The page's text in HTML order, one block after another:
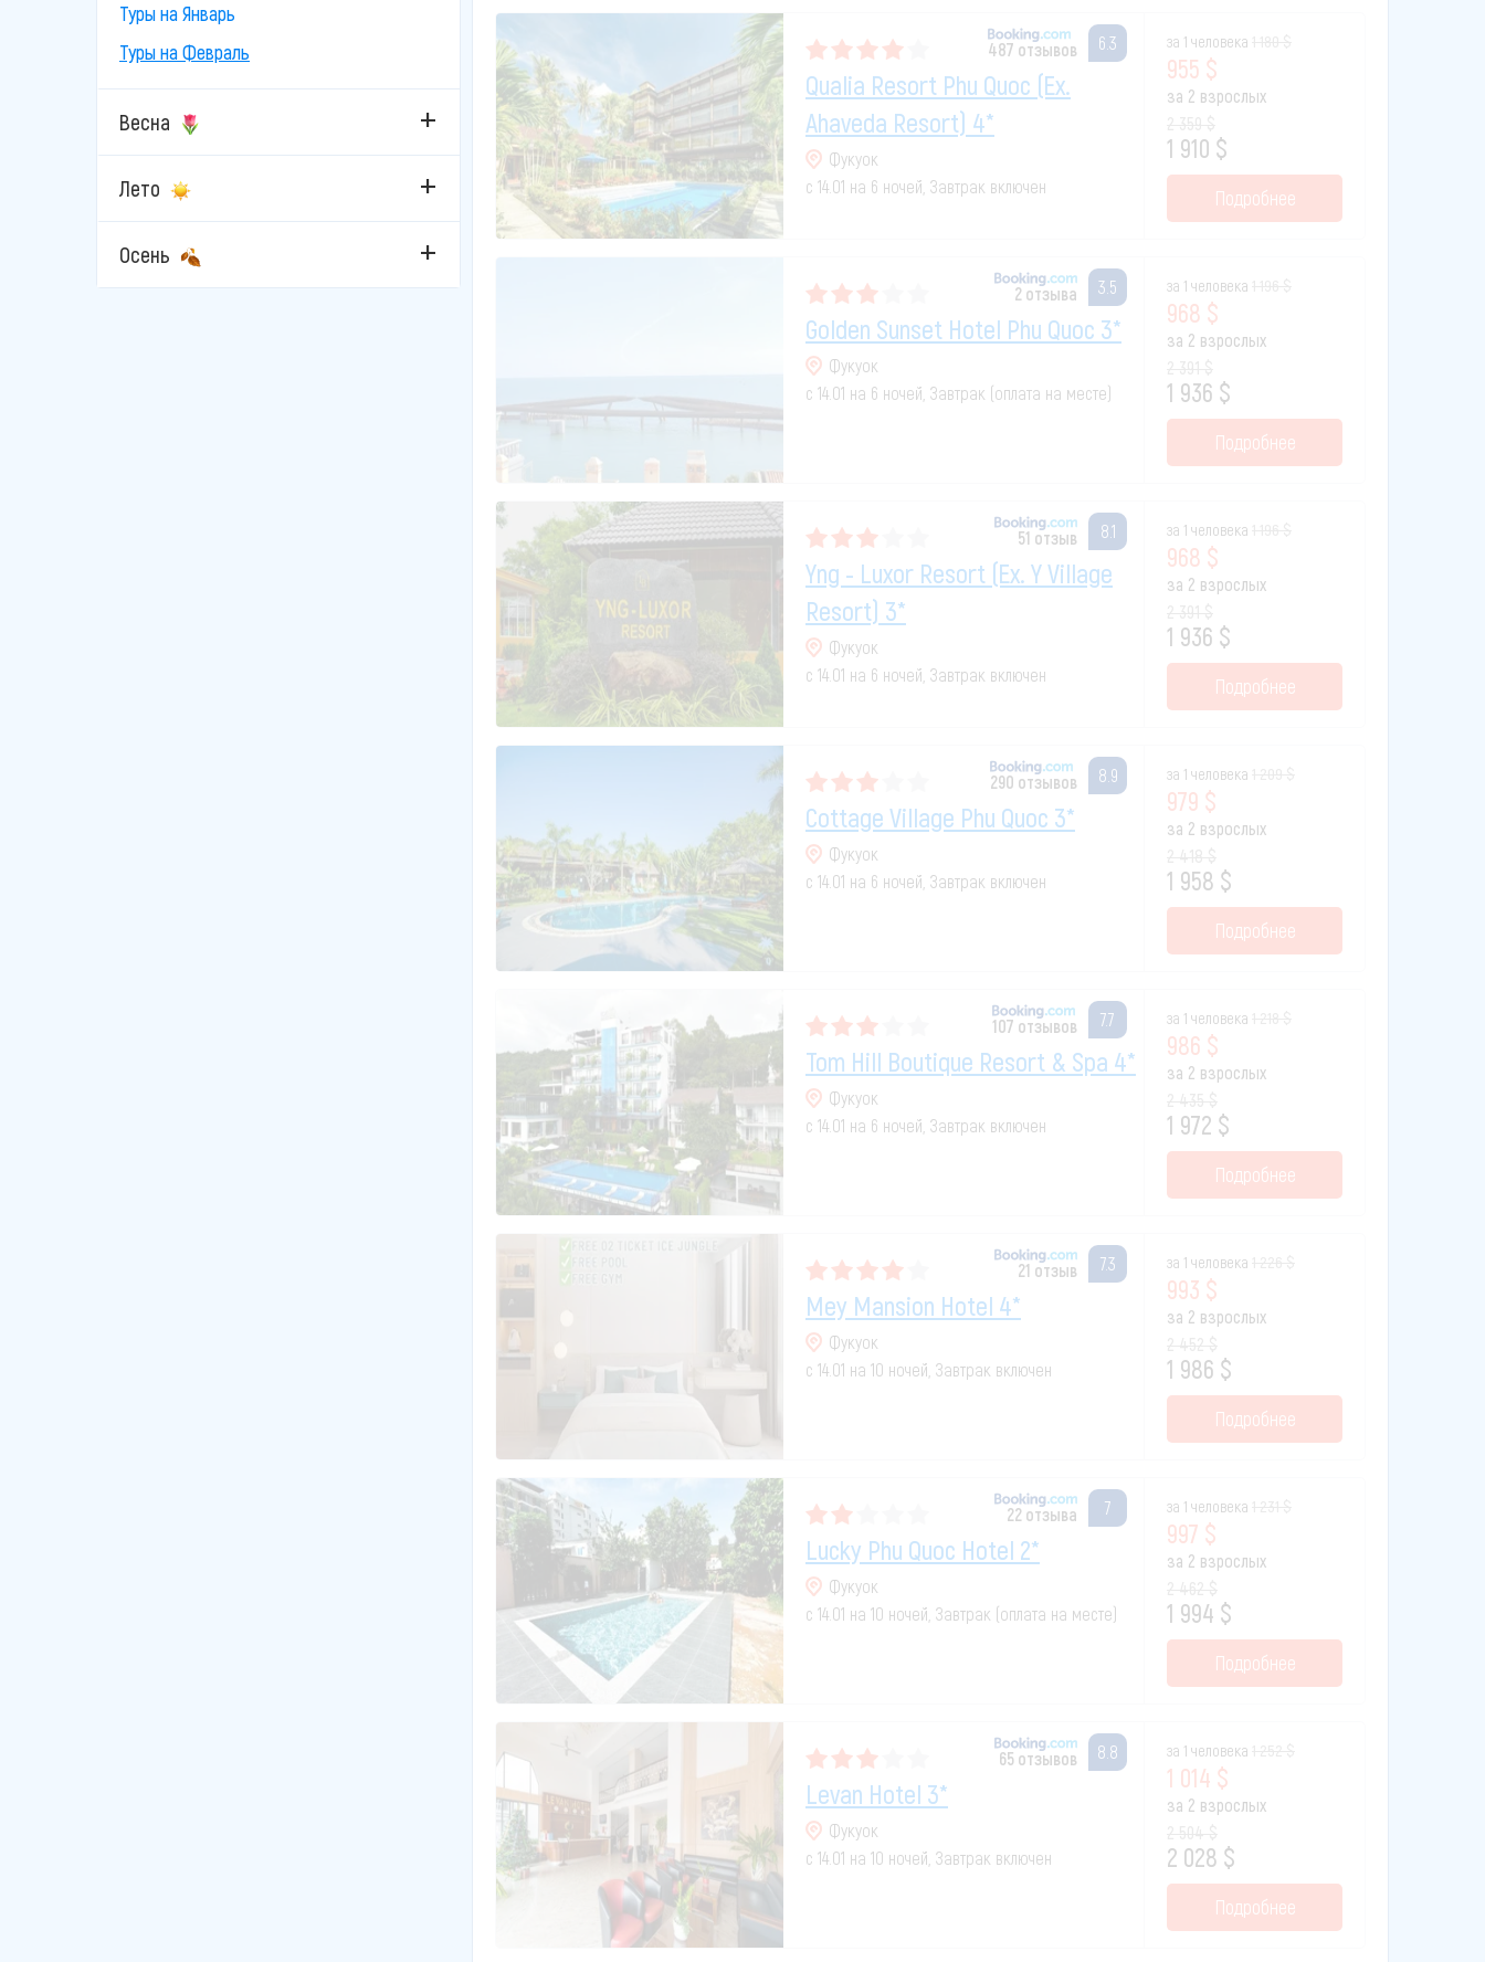
Туры на Январь
Туры на Февраль
Весна
Лето
Осень
487 отзывов 6.3
Qualia Resort Phu Quoc (ex.
Ahaveda Resort) 4*
Фукуок
с 14.01 на 6 ночей, Завтрак включен
за 1 человека
955 $
за 2 взрослых
1 910 $
Подробнее
2 отзыва 3.5
Golden Sunset Hotel Phu Quoc 3*
Фукуок
с 14.01 на 6 ночей, Завтрак (оплата на месте)
за 1 человека
968 $
за 2 взрослых
1 936 $
Подробнее
51 отзыв 8.1
Yng - Luxor Resort (ex. Y Village
Resort) 3*
Фукуок
с 14.01 на 6 ночей, Завтрак включен
за 1 человека
968 $
за 2 взрослых
1 936 $
Подробнее
290 отзывов 8.9
Cottage Village Phu Quoc 3*
Фукуок
с 14.01 на 6 ночей, Завтрак включен
за 1 человека
979 $
за 2 взрослых
1 958 $
Подробнее
107 отзывов 7.7
Tom Hill Boutique Resort & Spa 4*
Фукуок
с 14.01 на 6 ночей, Завтрак включен
за 1 человека
986 $
за 2 взрослых
1 972 $
Подробнее
21 отзыв 7.3
Mey Mansion Hotel 4*
Фукуок
с 14.01 на 10 ночей, Завтрак включен
за 1 человека
993 $
за 2 взрослых
1 986 $
Подробнее
22 отзыва 7
Lucky Phu Quoc Hotel 2*
Фукуок
с 14.01 на 10 ночей, Завтрак (оплата на месте)
за 1 человека
997 $
за 2 взрослых
1 994 $
Подробнее
65 отзывов 8.8
Levan Hotel 3*
Фукуок
с 14.01 на 10 ночей, Завтрак включен
за 1 человека
1 014 $
за 2 взрослых
2 028 $
Подробнее